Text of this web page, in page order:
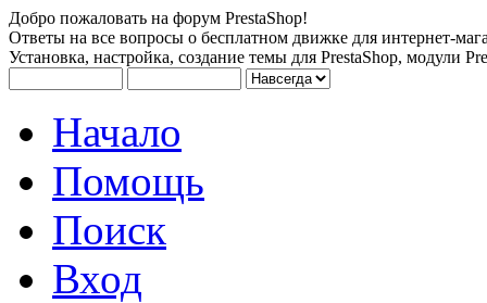
Добро пожаловать на форум PrestaShop!
Ответы на все вопросы о бесплатном движке для интернет-
Установка, настройка, создание темы для PrestaShop, модули
Начало
Помощь
Поиск
Вход